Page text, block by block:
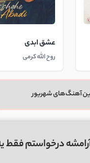
عشق ابدی
روح الله کرمی
آهنگ‌های شهریور
درخواستم